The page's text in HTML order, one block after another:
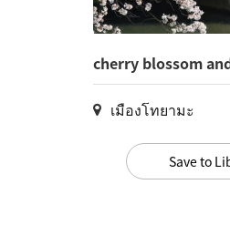
cherry blossom
เมืองโทยามะ
Save to